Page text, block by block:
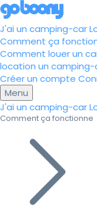
J'ai un camping-car
Comment ça
Comment louer un
location un camping-
Créer un compte
Menu
J'ai un camping-car
Comment ça fonctionne